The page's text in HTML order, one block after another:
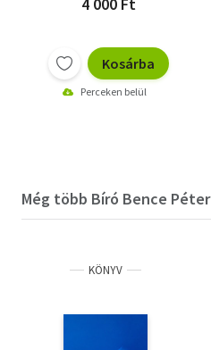
Kosárba
Perceken belül
Még több Bíró Bence Péter
KÖNYV